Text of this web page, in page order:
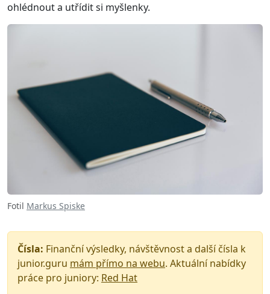
ohlédnout a utřídit si myšlenky.
Fotil Markus Spiske
Čísla: Finanční výsledky, návštěvnost a další čísla k
junior.guru mám přímo na webu. Aktuální nabídky
práce pro juniory: Red Hat